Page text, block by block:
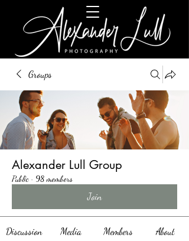
Groups
Alexander Lull Group
Public · 98 members
Join
Discussion Media Members About